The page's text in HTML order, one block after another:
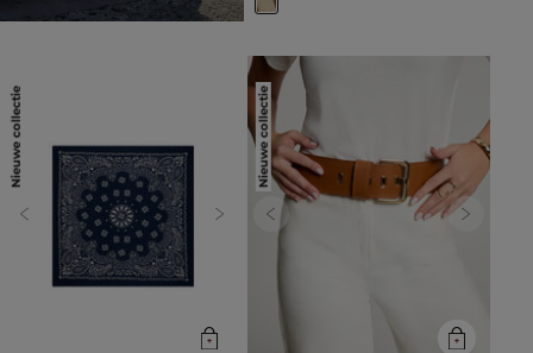
Nieuwe collectie
Previous Next
Nieuwe collectie
Previous Next